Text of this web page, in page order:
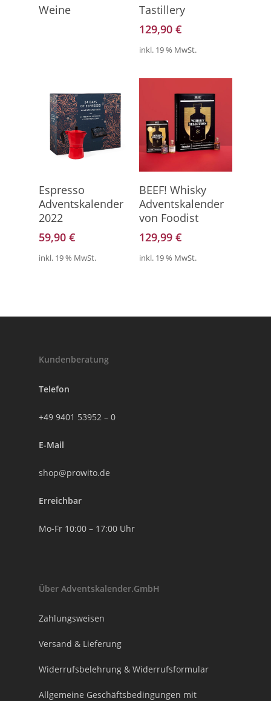
Weine
Tastillery
129,90€
inkl. 19 % MwSt.
Kalender
Espresso
Adventskalender
2022
59,90 €
inkl. 19 % MwSt.
Kalender
BEEF! Whisky
Adventskalender
von Foodist
129,99€
inkl. 19 % MwSt.
Kundenberatung
Telefon
+49 9401 53952 – 0
E-Mail
shop@prowito.de
Erreichbar
Mo-Fr 10:00 – 17:00 Uhr
Über Adventskalender.GmbH
Zahlungsweisen
Versand & Lieferung
Widerrufsbelehrung & Widerrufsformular
Allgemeine Geschäftsbedingungen mit